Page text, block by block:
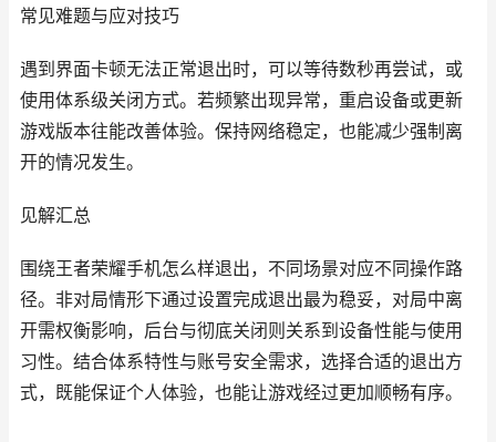
常见难题与应对技巧
遇到界面卡顿无法正常退出时，可以等待数秒再尝试，或
使用体系级关闭方式。若频繁出现异常，重启设备或更新
游戏版本往能改善体验。保持网络稳定，也能减少强制离
开的情况发生。
见解汇总
围绕王者荣耀手机怎么样退出，不同场景对应不同操作路
径。非对局情形下通过设置完成退出最为稳妥，对局中离
开需权衡影响，后台与彻底关闭则关系到设备性能与使用
习性。结合体系特性与账号安全需求，选择合适的退出方
式，既能保证个人体验，也能让游戏经过更加顺畅有序。